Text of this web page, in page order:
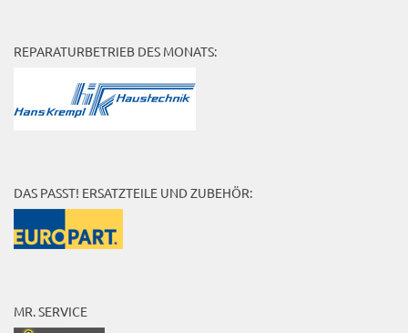
REPARATURBETRIEB DES MONATS:
DAS PASST! ERSATZTEILE UND ZUBEHÖR:
MR. SERVICE